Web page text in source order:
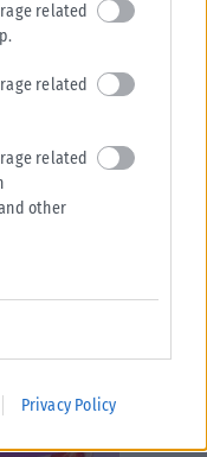
related
related
related
other
Privacy Policy